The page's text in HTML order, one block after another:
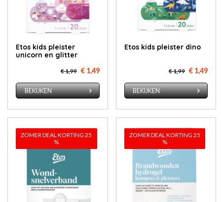
Etos kids pleister
unicorn en glitter
€ 1,99 € 1,49
BEKIJKEN
Etos kids pleister dino
€ 1,99 € 1,49
BEKIJKEN
ZOMER DEAL KORTING 25
%
ZOMER DEAL KORTING 25
%